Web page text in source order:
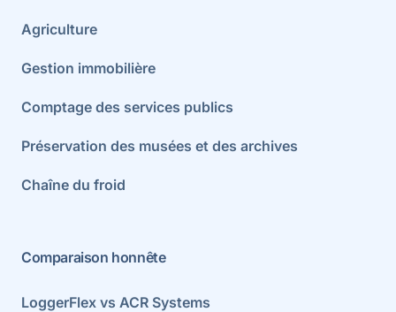
Agriculture
Gestion immobilière
Comptage des services publics
Préservation des musées et des archives
Chaîne du froid
Comparaison honnête
LoggerFlex vs ACR Systems